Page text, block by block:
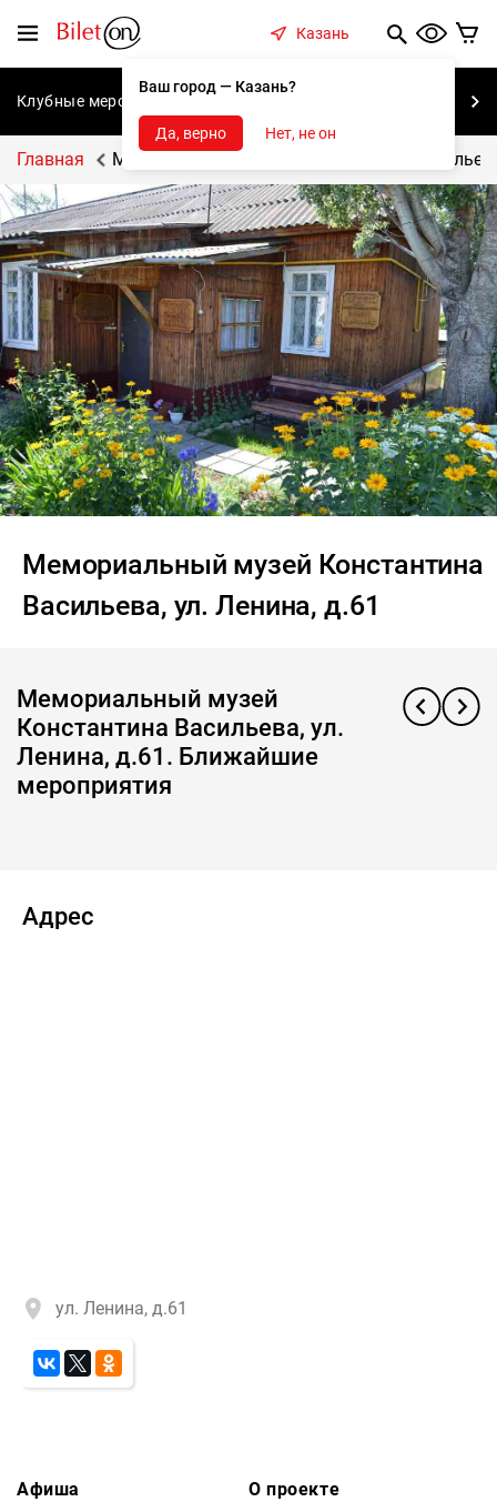
Меню
Казань
Ваш город — Казань?
Да, верно Нет, не он
Клубные мероприятия
Главная Мемориальный музей Константина
Мемориальный музей Константина
Васильева, ул. Ленина, д.61
Мемориальный музей
Константина Васильева, ул.
Ленина, д.61. Ближайшие
мероприятия
Адрес
ул. Ленина, д.61
Афиша О проекте